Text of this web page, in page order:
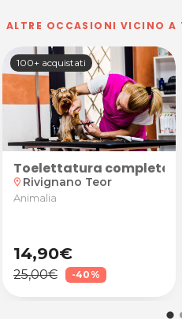
ALTRE OCCASIONI VICINO A
Caldaia
100+ acquistati
Toelettatura completa o
location_on Rivignano Teor
Animalia
14,90€
25,00€ -40%